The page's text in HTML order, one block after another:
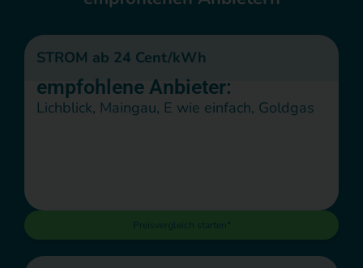
STROM ab 24 Cent/kWh
empfohlene Anbieter:
Lichblick, Maingau, E wie einfach, Goldgas